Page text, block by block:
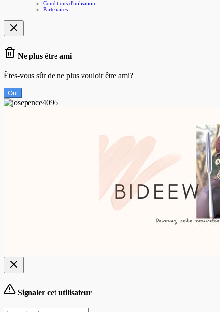
Conditions d'utilisation
Partenaires
Ne plus être ami
Êtes-vous sûr de ne plus vouloir être ami?
Oui
Signaler cet utilisateur